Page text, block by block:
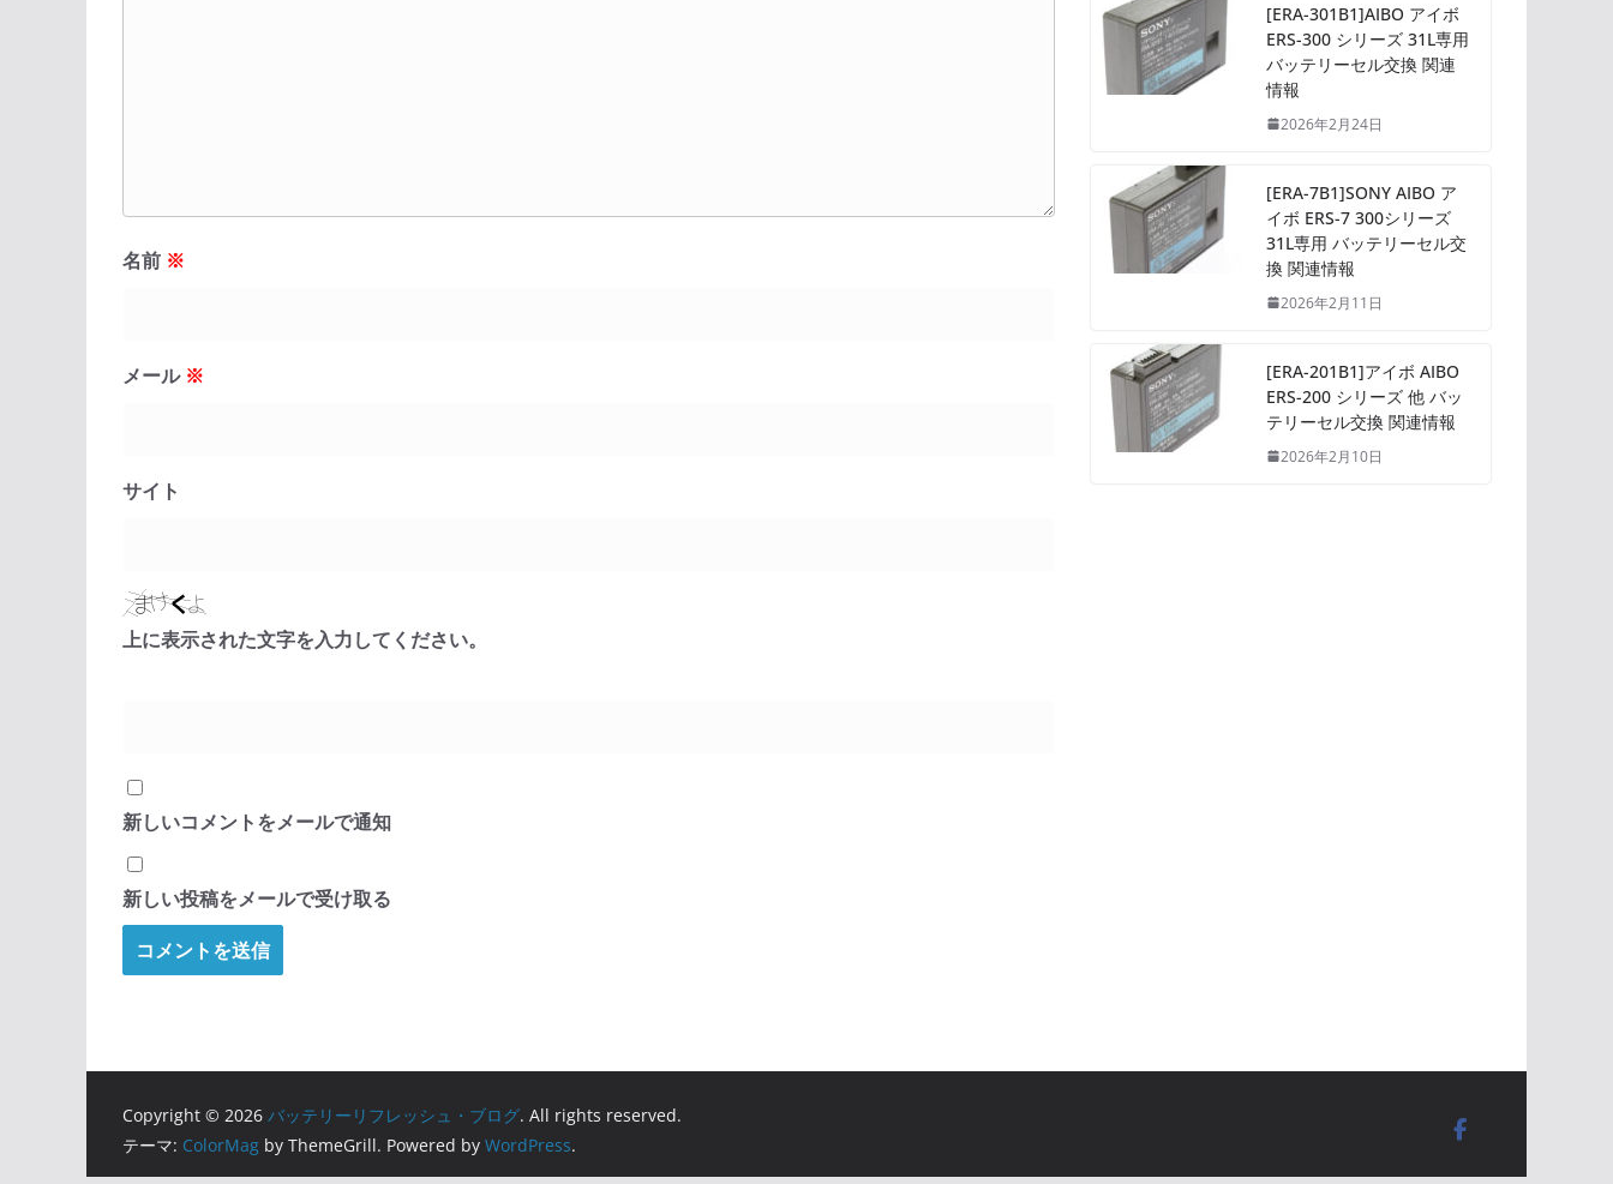
名前 ※
メール ※
サイト
上に表示された文字を入力してください。
新しいコメントをメールで通知
新しい投稿をメールで受け取る
[ERA-301B1]AIBO アイボ
ERS-300 シリーズ 31L専用
バッテリーセル交換 関連
情報
2026年2月24日
[ERA-7B1]SONY AIBO ア
イボ ERS-7 300シリーズ
31L専用 バッテリーセル交
換 関連情報
2026年2月11日
[ERA-201B1]アイボ AIBO
ERS-200 シリーズ 他 バッ
テリーセル交換 関連情報
2026年2月10日
Copyright © 2026 バッテリーリフレッシュ・ブログ. All rights reserved.
テーマ: ColorMag by ThemeGrill. Powered by WordPress.